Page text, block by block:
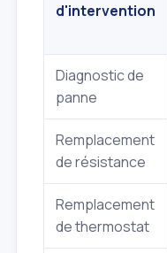
d'intervention
Diagnostic de
panne
Remplacement
de résistance
Remplacement
de thermostat